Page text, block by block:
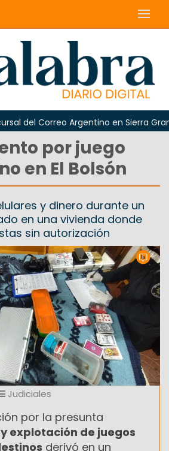
Correo Argentino en Sierra Grande
por juego
en El Bolsón
y dinero durante un
en una vivienda donde
sin autorización
Judiciales
por la presunta
explotación de juegos
derivó en un